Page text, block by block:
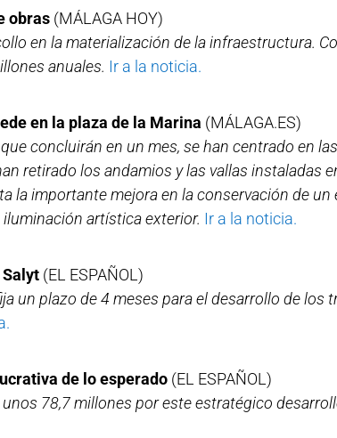
obras (MÁLAGA HOY)
en la materialización de la infraestructura.
anuales. Ir a la noticia.
en la plaza de la Marina (MÁLAGA.ES)
concluirán en un mes, se han centrado en
retirado los andamios y las vallas instaladas
la importante mejora en la conservación de un
artística exterior. Ir a la noticia.
(EL ESPAÑOL)
un plazo de 4 meses para el desarrollo de los
de lo esperado (EL ESPAÑOL)
78,7 millones por este estratégico